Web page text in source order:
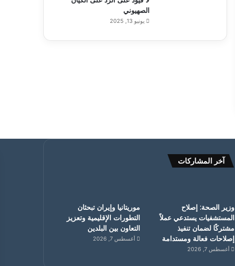
الصهيوني
يونيو 13, 2025
آخر المشاركات
وزير الصحة: إصلاح
المستشفيات يستدعي عملاً
مشتركًا لضمان تنفيذ
إصلاحات فعالة ومستدامة
أغسطس 7, 2026
موريتانيا وإيران تبحثان
التطورات الإقليمية وتعزيز
التعاون بين البلدين
أغسطس 7, 2026